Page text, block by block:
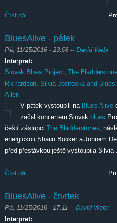
Číst dál BluesAlive - sobota odpoledne
BluesAlive - pátek
Pá, 11/25/2016 - 23:08 -- David Webr
Interpret:
Slovak Blues Project The
Richardson Silvia Josifoska and Blues
Allen
V pátek vystoupili na Blues Alive
začal koncertem Slovak blues
čeští zástupci The Bladderstones ,
energickou Shaun Booker a Johnem
před přestávkou ještě vystoupila Silvia
Číst dál
BluesAlive - čtvrtek
Pá, 11/25/2016 - 17:11 -- David Webr
Interpret: